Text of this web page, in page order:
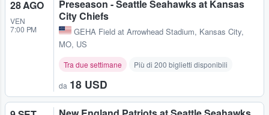
28 AGO
VEN
7:00 PM
Preseason - Seattle Seahawks at Kansas
City Chiefs
GEHA Field at Arrowhead Stadium, Kansas City,
MO, US
Tra due settimane Più di 200 biglietti disponibili
da 18 USD